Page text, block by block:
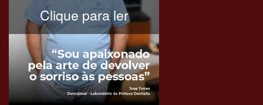
Clique para ler